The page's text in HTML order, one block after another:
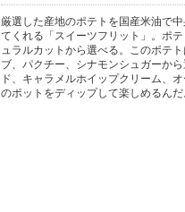
厳選した産地のポテトを国産米油で
てくれる「スイーツフリット」。ポ
ュラルカットから選べる。このポテ
ブ、パクチー、シナモンシュガーか
ド、キャラメルホイップクリーム、
のポットをディップして楽しめるんだ